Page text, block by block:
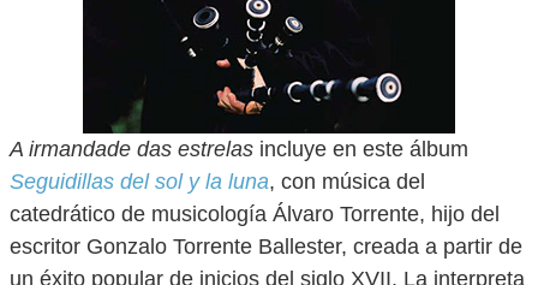
A irmandade das estrelas incluye en este álbum
Seguidillas del sol y la luna, con música del
catedrático de musicología Álvaro Torrente, hijo del
escritor Gonzalo Torrente Ballester, creada a partir de
un éxito popular de inicios del siglo XVII. La interpreta